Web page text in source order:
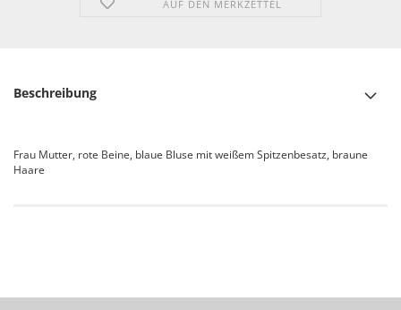
AUF DEN MERKZETTEL
Beschreibung
Frau Mutter, rote Beine, blaue Bluse mit weißem Spitzenbesatz, braune
Haare